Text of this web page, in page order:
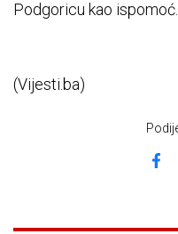
Podgoricu kao ispomoć.
(Vijesti.ba)